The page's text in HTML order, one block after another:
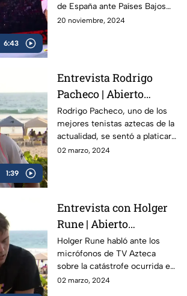
6:43
de España ante Países Bajos
en la Copa Davis, dejando un
20 noviembre, 2024
1:39
Entrevista Rodrigo
Pacheco | Abierto
Mexicano de Tenis
Rodrigo Pacheco, uno de los
mejores tenistas aztecas de la
actualidad, se sentó a platicar
con TV Azteca previo al
02 marzo, 2024
Entrevista con Holger
Rune | Abierto
Mexicano de Tenis
Holger Rune habló ante los
micrófonos de TV Azteca
sobre la catástrofe ocurrida en
Acapulco y como el Abierto
02 marzo, 2024